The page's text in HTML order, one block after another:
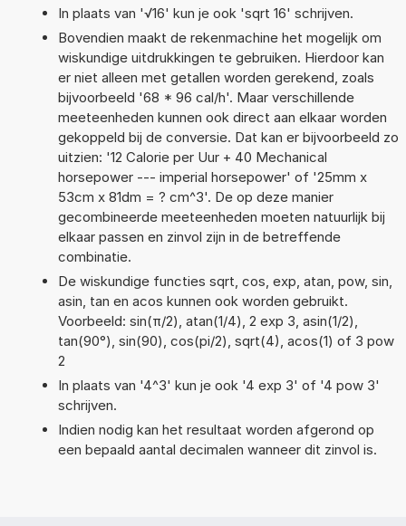
In plaats van '√16' kun je ook 'sqrt 16' schrijven.
Bovendien maakt de rekenmachine het mogelijk om
wiskundige uitdrukkingen te gebruiken. Hierdoor kan
er niet alleen met getallen worden gerekend, zoals
bijvoorbeeld '68 * 96 cal/h'. Maar verschillende
meeteenheden kunnen ook direct aan elkaar worden
gekoppeld bij de conversie. Dat kan er bijvoorbeeld zo
uitzien: '12 Calorie per Uur + 40 Mechanical
horsepower --- imperial horsepower' of '25mm x
53cm x 81dm = ? cm^3'. De op deze manier
gecombineerde meeteenheden moeten natuurlijk bij
elkaar passen en zinvol zijn in de betreffende
combinatie.
De wiskundige functies sqrt, cos, exp, atan, pow, sin,
asin, tan en acos kunnen ook worden gebruikt.
Voorbeeld: sin(π/2), atan(1/4), 2 exp 3, asin(1/2),
tan(90°), sin(90), cos(pi/2), sqrt(4), acos(1) of 3 pow
2
In plaats van '4^3' kun je ook '4 exp 3' of '4 pow 3'
schrijven.
Indien nodig kan het resultaat worden afgerond op
een bepaald aantal decimalen wanneer dit zinvol is.